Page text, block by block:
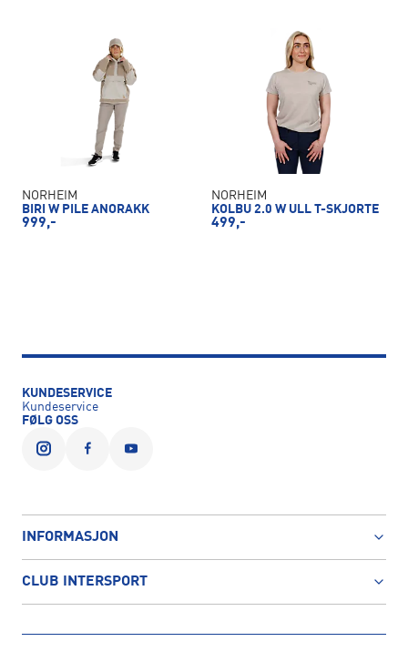
NORHEIM
BIRI W PILE ANORAKK
999,-
NORHEIM
KOLBU 2.0 W ULL T-SKJORTE
499,-
KUNDESERVICE
Kundeservice
FØLG OSS
INFORMASJON
CLUB INTERSPORT